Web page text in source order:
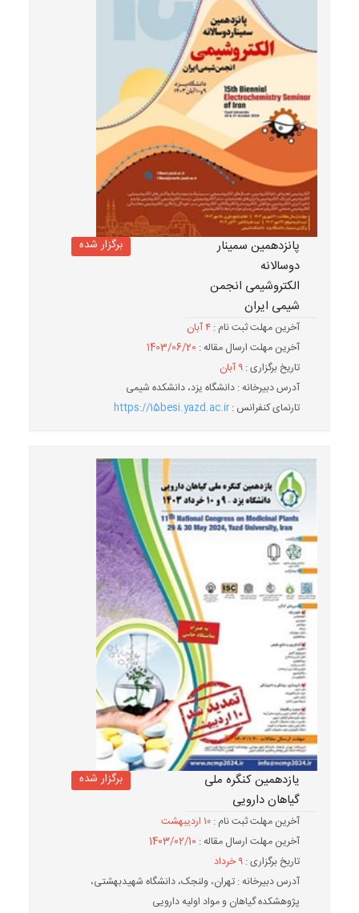
پانزدهمین سمینار
دوسالانه
الکتروشیمی انجمن
شیمی ایران
برگزار شده
آخرین مهلت ثبت نام :۴ آبان
آخرین مهلت ارسال مقاله : 1403/06/20
تاریخ برگزاری :۹ آبان
آدرس دبیرخانه : دانشگاه یزد، دانشکده شیمی
تارنمای کنفرانس :https://15besi.yazd.ac.ir
یازدهمین کنگره ملی
گیاهان دارویی
برگزار شده
آخرین مهلت ثبت نام :۱۰ اردیبهشت
آخرین مهلت ارسال مقاله : 1403/02/10
تاریخ برگزاری :۹ خرداد
آدرس دبیرخانه : تهران، ولنجک، دانشگاه شهیدبهشتی،
پژوهشکده گیاهان و مواد اولیه دارویی